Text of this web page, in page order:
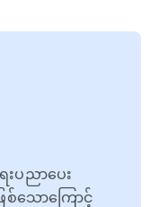
ပညာပေး
စ်သောကြောင့်